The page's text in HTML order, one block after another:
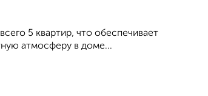
5 квартир, что обеспечивает
атмосферу в доме...